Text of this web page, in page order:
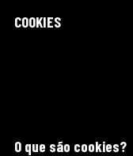
COOKIES
O que são cookies?